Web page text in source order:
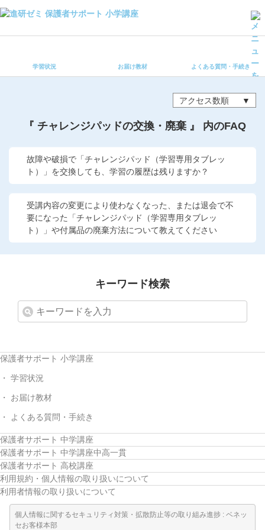
よくある質問・手続き
登録情報の変更・各種お手続き
お客様サポート(手続き・照会)
よくある質問・お問い合わせ
カテゴリーから探す
他の講座のよくある質問・手続きはこちら
こどもちゃれんじ
進研ゼミ 中学講座 中高一貫
進研ゼミ 高校講座
進研ゼミ小学講座のご紹介はこちら
会員サイト(お子様用)はこちら
学習状況 お届け教材 よくある質問・手続き
アクセス数順
『 チャレンジパッドの交換・廃棄 』 内のFAQ
故障や破損で「チャレンジパッド（学習専用タブレッ
ト）」を交換しても、学習の履歴は残りますか？
受講内容の変更により使わなくなった、または退会で不
要になった「チャレンジパッド（学習専用タブレッ
ト）」や付属品の廃棄方法について教えてください
キーワード検索
保護者サポート 小学講座
学習状況
お届け教材
よくある質問・手続き
保護者サポート 中学講座
保護者サポート 中学講座中高一貫
保護者サポート 高校講座
利用規約・個人情報の取り扱いについて
利用者情報の取り扱いについて
個人情報に関するセキュリティ対策・拡散防止等の取り組み進捗 : ベネッ
セお客様本部